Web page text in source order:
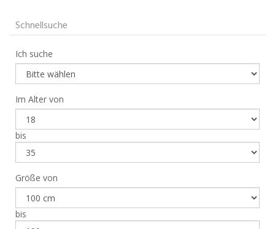
Schnellsuche
Ich suche
Im Alter von
bis
Größe von
bis